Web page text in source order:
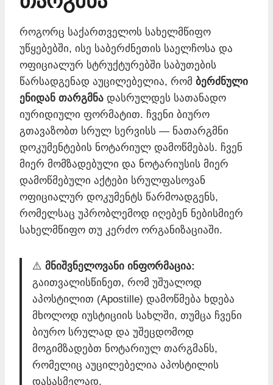
როგორც საქართველოს სახელმწიფო
უწყებებში, ისე საბერძნეთის საელჩოსა და
ოფიციალურ სტრუქტურებში საბუთების
წარსადგენად აუცილებელია, რომ ბერძნული
ენიდან თარგმნა დასრულდეს სათანადო
იურიდიული ფორმატით. ჩვენი ბიურო
გთავაზობთ სრულ სერვისს — ნათარგმნი
დოკუმენტების ნოტარიულ დამოწმებას. ჩვენ
მიერ მომზადებული და ნოტარიუსის მიერ
დამოწმებული აქტები სრულფასოვან
ოფიციალურ დოკუმენტს წარმოადგენს,
რომელსაც უპრობლემოდ იღებენ ნებისმიერ
სახელმწიფო თუ კერძო ორგანიზაციაში.
⚠️ მნიშვნელოვანი ინფორმაცია:
გაითვალისწინეთ, რომ უშუალოდ
აპოსტილით (Apostille) დამოწმება ხდება
მხოლოდ იუსტიციის სახლში, თუმცა ჩვენი
ბიურო სრულად და უშეცდომოდ
მოგიმზადებთ ნოტარიულ თარგმანს,
რომელიც აუცილებელია აპოსტილის
დასასმელად.